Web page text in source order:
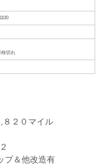
検切れ
２０マイル
プ＆他改造有